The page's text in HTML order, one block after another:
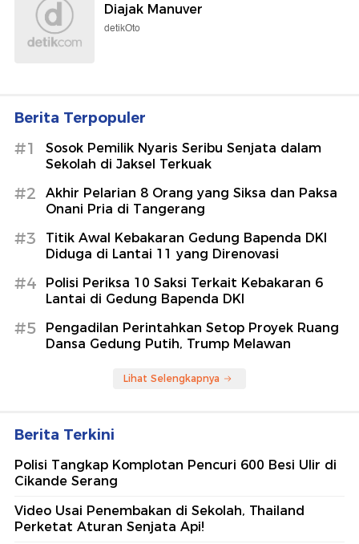
Diajak Manuver
detikOto
Berita Terpopuler
#1
Sosok Pemilik Nyaris Seribu Senjata dalam
Sekolah di Jaksel Terkuak
#2
Akhir Pelarian 8 Orang yang Siksa dan Paksa
Onani Pria di Tangerang
#3
Titik Awal Kebakaran Gedung Bapenda DKI
Diduga di Lantai 11 yang Direnovasi
#4
Polisi Periksa 10 Saksi Terkait Kebakaran 6
Lantai di Gedung Bapenda DKI
#5
Pengadilan Perintahkan Setop Proyek Ruang
Dansa Gedung Putih, Trump Melawan
Lihat Selengkapnya
Berita Terkini
Polisi Tangkap Komplotan Pencuri 600 Besi Ulir di
Cikande Serang
Video Usai Penembakan di Sekolah, Thailand
Perketat Aturan Senjata Api!